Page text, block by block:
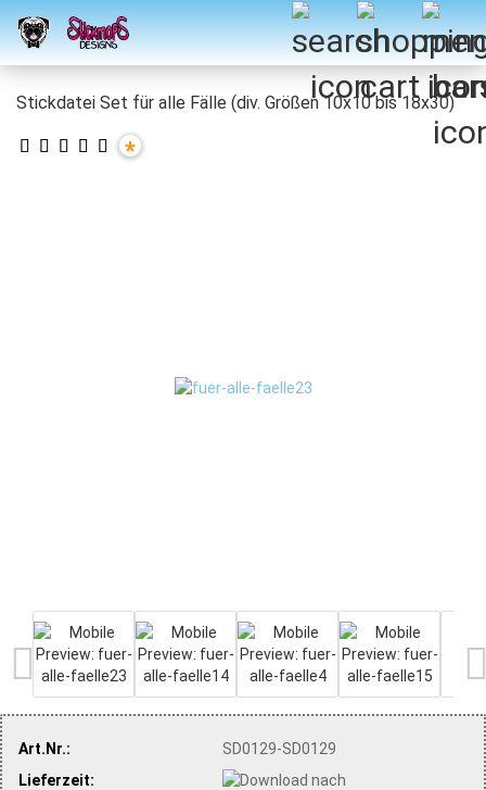
Stickdatei Set für alle Fälle (div. Größen 10x10 bis 18x30)
*
Art.Nr.:
SD0129-SD0129
Lieferzeit: